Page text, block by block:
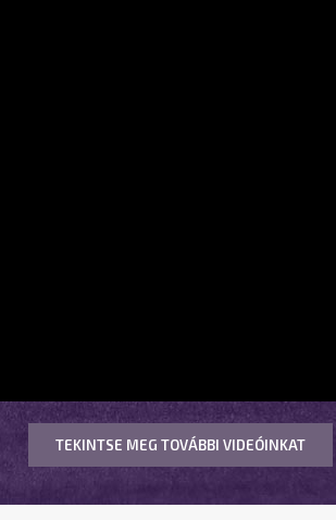
TEKINTSE MEG TOVÁBBI VIDEÓINKAT